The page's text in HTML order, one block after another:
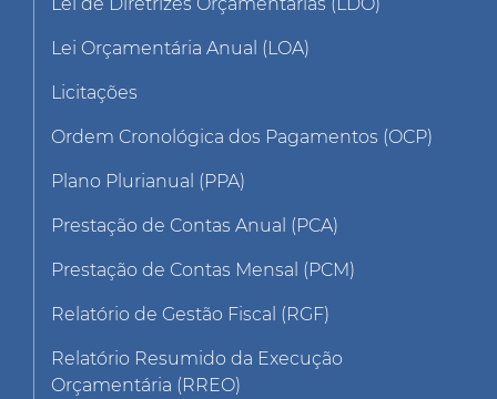
Lei Orçamentária Anual (LOA)
Licitações
Ordem Cronológica dos Pagamentos (OCP)
Plano Plurianual (PPA)
Prestação de Contas Anual (PCA)
Prestação de Contas Mensal (PCM)
Relatório de Gestão Fiscal (RGF)
Relatório Resumido da Execução
Orçamentária (RREO)